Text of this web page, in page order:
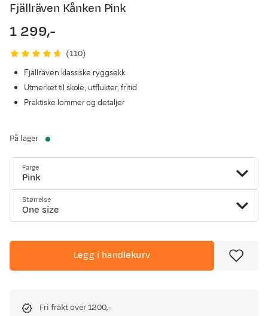
Fjällräven Kånken Pink
price
1 299,-
(110)
Fjällräven klassiske ryggsekk
Utmerket til skole, utflukter, fritid
Praktiske lommer og detaljer
På lager
Farge
Pink
Størrelse
One size
Legg i handlekurv
Fri frakt over 1200,-